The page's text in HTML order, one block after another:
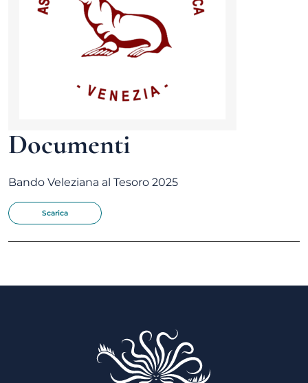
Documenti
Bando Veleziana al Tesoro 2025
Scarica